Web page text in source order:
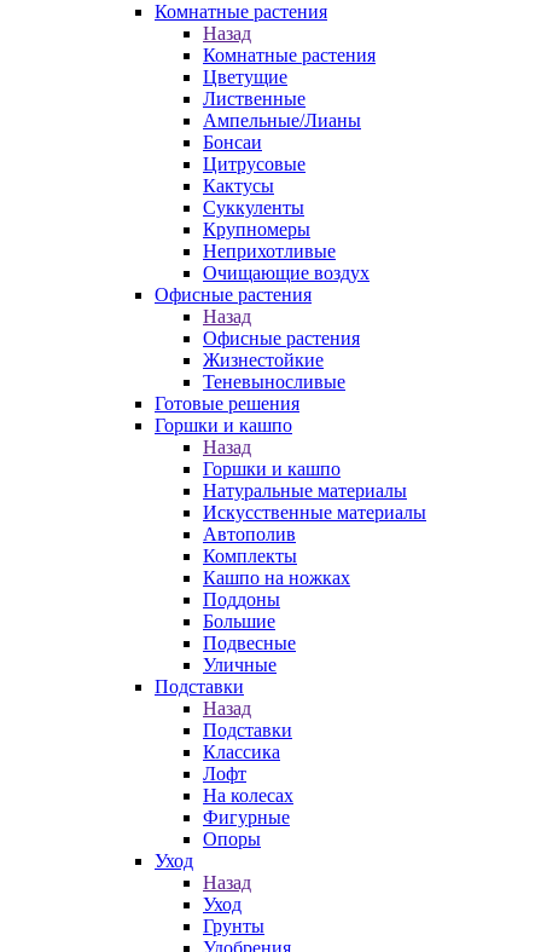
Комнатные растения
Назад
Комнатные растения
Цветущие
Лиственные
Ампельные/Лианы
Бонсаи
Цитрусовые
Кактусы
Суккуленты
Крупномеры
Неприхотливые
Очищающие воздух
Офисные растения
Назад
Офисные растения
Жизнестойкие
Теневыносливые
Готовые решения
Горшки и кашпо
Назад
Горшки и кашпо
Натуральные материалы
Искусственные материалы
Автополив
Комплекты
Кашпо на ножках
Поддоны
Большие
Подвесные
Уличные
Подставки
Назад
Подставки
Классика
Лофт
На колесах
Фигурные
Опоры
Уход
Назад
Уход
Грунты
Удобрения